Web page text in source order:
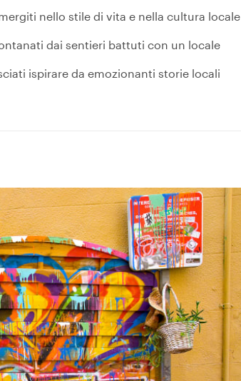
nello stile di vita e nella cultura locale
dai sentieri battuti con un locale
ispirare da emozionanti storie locali